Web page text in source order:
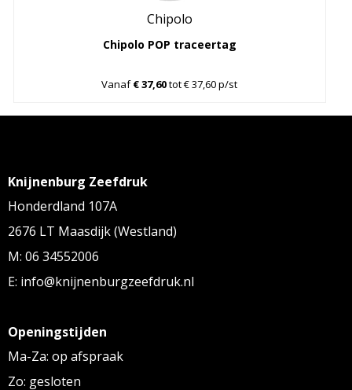
Chipolo
Chipolo POP traceertag
Vanaf€ 37,60tot € 37,60 p/st
Knijnenburg Zeefdruk
Honderdland 107A
2676 LT Maasdijk (Westland)
M: 06 34552006
E: info@knijnenburgzeefdruk.nl
Openingstijden
Ma-Za: op afspraak
Zo: gesloten